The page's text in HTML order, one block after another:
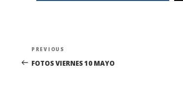
Navegación
de
Previous
Post
PREVIOUS
FOTOS VIERNES 10 MAYO